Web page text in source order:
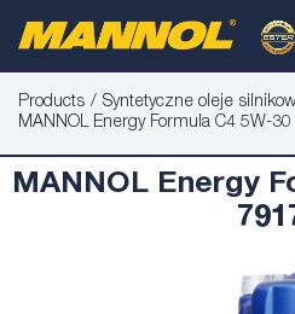
Products
Syntetyczne oleje
MANNOL Energy Formula C4 5W-30
MANNOL Energy